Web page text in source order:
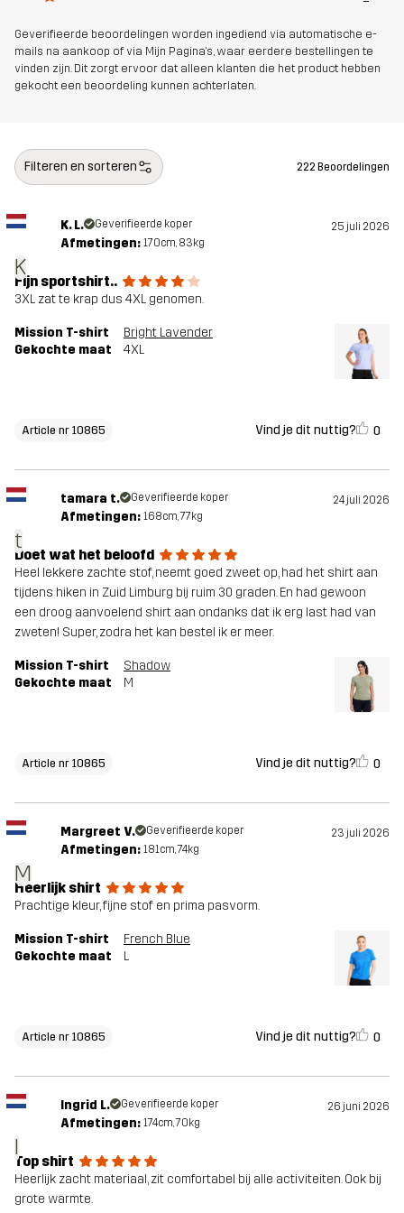
Geverifieerde beoordelingen worden ingediend via automatische e-
mails na aankoop of via Mijn Pagina's, waar eerdere bestellingen te
vinden zijn. Dit zorgt ervoor dat alleen klanten die het product hebben
gekocht een beoordeling kunnen achterlaten.
Filteren en sorteren 222 Beoordelingen
K
K. L. Geverifieerde koper 25 juli 2026
Afmetingen: 170cm, 83kg
Fijn sportshirt..
3XL zat te krap dus 4XL genomen.
Mission T-shirt
Bright Lavender
Gekochte maat
4XL
Article nr 10865 Vind je dit nuttig? 0
t
tamara t. Geverifieerde koper 24 juli 2026
Afmetingen: 168cm, 77kg
Doet wat het beloofd
Heel lekkere zachte stof, neemt goed zweet op, had het shirt aan
tijdens hiken in Zuid Limburg bij ruim 30 graden. En had gewoon
een droog aanvoelend shirt aan ondanks dat ik erg last had van
zweten! Super, zodra het kan bestel ik er meer.
Mission T-shirt
Shadow
Gekochte maat
M
Article nr 10865 Vind je dit nuttig? 0
M
Margreet V. Geverifieerde koper 23 juli 2026
Afmetingen: 181cm, 74kg
Heerlijk shirt
Prachtige kleur, fijne stof en prima pasvorm.
Mission T-shirt
French Blue
Gekochte maat
L
Article nr 10865 Vind je dit nuttig? 0
I
Ingrid L. Geverifieerde koper 26 juni 2026
Afmetingen: 174cm, 70kg
Top shirt
Heerlijk zacht materiaal, zit comfortabel bij alle activiteiten. Ook bij
grote warmte.